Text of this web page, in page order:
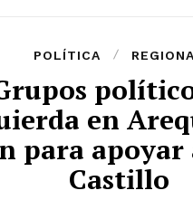
POLÍTICA
en
para apoyar
Castillo